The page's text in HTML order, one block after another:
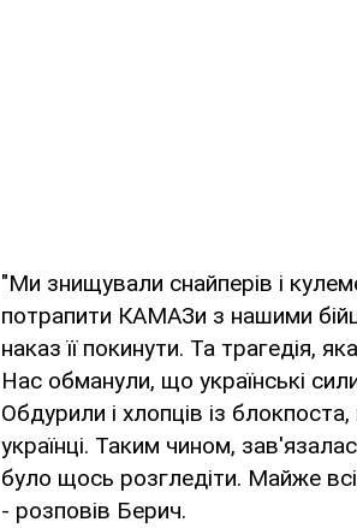
"Ми знищували снайперів і
потрапити КАМАЗи з нашими
наказ її покинути. Та трагедія,
Нас обманули, що українські
Обдурили і хлопців із
українці. Таким чином,
було щось розгледіти. Майже
- розповів Берич.